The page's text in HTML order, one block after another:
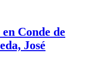
Conde de
José